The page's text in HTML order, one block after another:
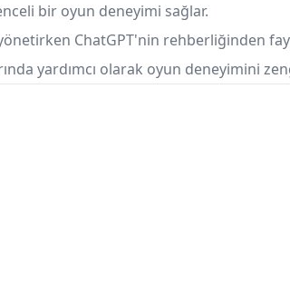
bir oyun deneyimi sağlar.
ChatGPT'nin rehberliğinden
yardımcı olarak oyun deneyimini